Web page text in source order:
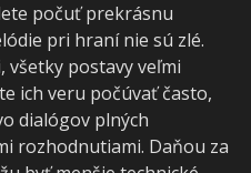
počuť prekrásnu
pri hraní nie sú zlé.
všetky postavy veľmi
ich veru počúvať často,
dialógov plných
rozhodnutiami. Daňou za